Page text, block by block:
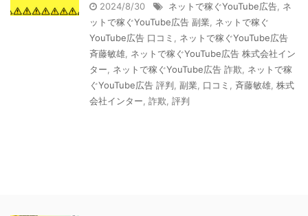
2024/8/30 ネットで稼ぐYouTube広告 ネ
ットで稼ぐYouTube広告 副業
ネットで稼ぐ
YouTube広告 口コミ
ネットで稼ぐYouTube広告
斉藤敏雄 ネットで稼ぐYouTube広告 株式会社イン
ター
ネットで稼ぐYouTube広告 詐欺
ネットで稼
ぐYouTube広告 評判 副業 口コミ 斉藤敏雄 株式
会社インター 詐欺 評判